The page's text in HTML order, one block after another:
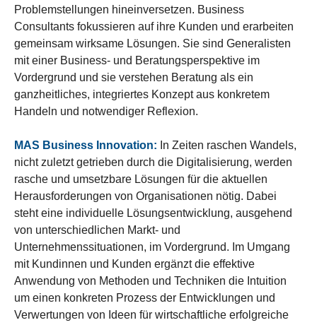
Problemstellungen hineinversetzen. Business
Consultants fokussieren auf ihre Kunden und erarbeiten
gemeinsam wirksame Lösungen. Sie sind Generalisten
mit einer Business- und Beratungsperspektive im
Vordergrund und sie verstehen Beratung als ein
ganzheitliches, integriertes Konzept aus konkretem
Handeln und notwendiger Reflexion.
MAS Business Innovation: In Zeiten raschen Wandels,
nicht zuletzt getrieben durch die Digitalisierung, werden
rasche und umsetzbare Lösungen für die aktuellen
Herausforderungen von Organisationen nötig. Dabei
steht eine individuelle Lösungsentwicklung, ausgehend
von unterschiedlichen Markt- und
Unternehmenssituationen, im Vordergrund. Im Umgang
mit Kundinnen und Kunden ergänzt die effektive
Anwendung von Methoden und Techniken die Intuition
um einen konkreten Prozess der Entwicklungen und
Verwertungen von Ideen für wirtschaftliche erfolgreiche